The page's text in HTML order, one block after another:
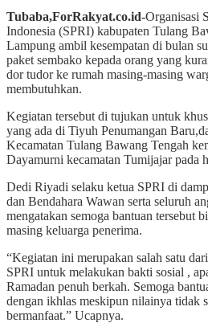
Tubaba,ForRakyat.co.id-Organisasi
Indonesia (SPRI) kabupaten Tulang
Lampung ambil kesempatan di bulan
paket sembako kepada orang yang
dor tudor ke rumah masing-masing
membutuhkan.
Kegiatan tersebut di tujukan untuk
yang ada di Tiyuh Penumangan
Kecamatan Tulang Bawang Tengah
Dayamurni kecamatan Tumijajar pada
Dedi Riyadi selaku ketua SPRI di
dan Bendahara Wawan serta seluruh
mengatakan semoga bantuan tersebut
masing keluarga penerima.
“Kegiatan ini merupakan salah satu
SPRI untuk melakukan bakti sosial ,
Ramadan penuh berkah. Semoga
dengan ikhlas meskipun nilainya tidak
bermanfaat.” Ucapnya.